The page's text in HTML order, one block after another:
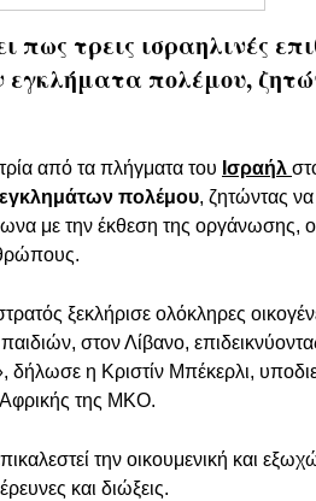
τρεις ισραηλινές
πολέμου,
τρία από τα πλήγματα του Ισραήλ
εγκλημάτων πολέμου, ζητώντας
με την έκθεση της οργάνωσης,
ξεκλήρισε ολόκληρες
στον Λίβανο,
η Κριστίν Μπέκερλι,
Αφρικής της ΜΚΟ.
την οικουμενική και
και διώξεις.